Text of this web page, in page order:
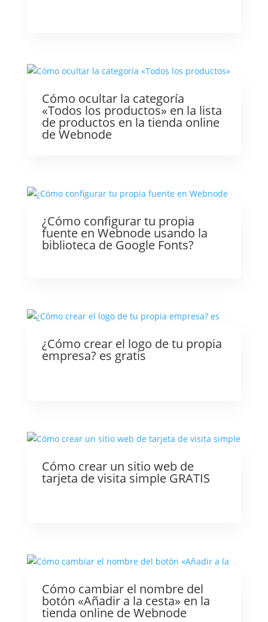
Cómo ocultar la categoría
«Todos los productos» en la lista
de productos en la tienda online
de Webnode
¿Cómo configurar tu propia
fuente en Webnode usando la
biblioteca de Google Fonts?
¿Cómo crear el logo de tu propia
empresa? es gratis
Cómo crear un sitio web de
tarjeta de visita simple GRATIS
Cómo cambiar el nombre del
botón «Añadir a la cesta» en la
tienda online de Webnode